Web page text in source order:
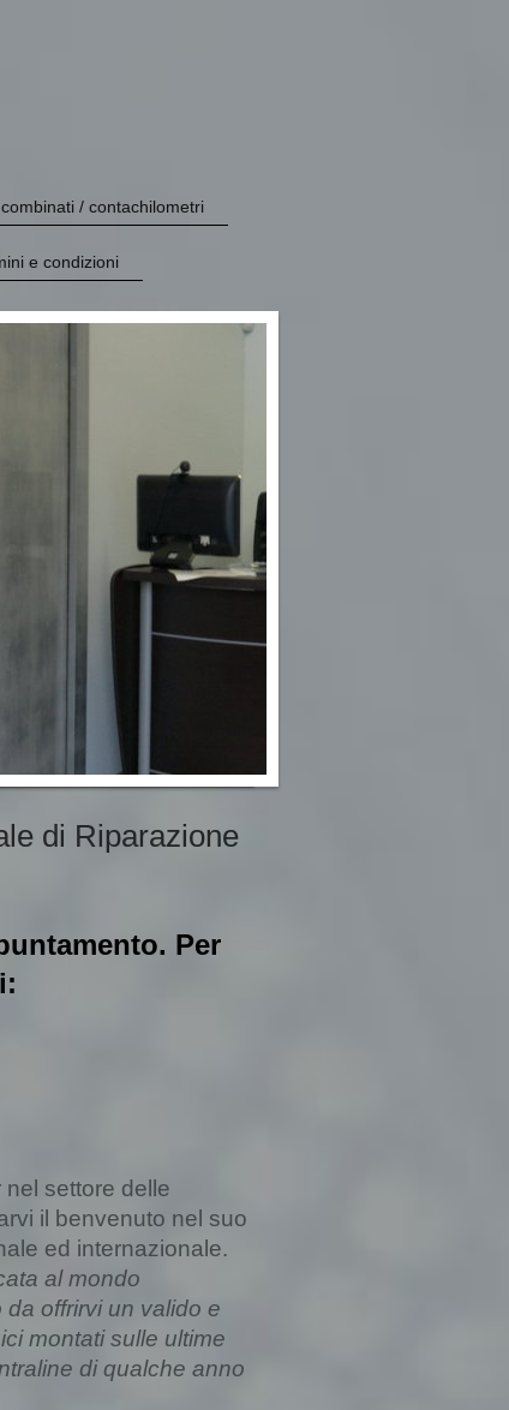
/ contachilometri
e condizioni
di Riparazione
Per
settore delle
il benvenuto nel suo
ed internazionale.
al mondo
offrirvi un valido e
montati sulle ultime
di qualche anno